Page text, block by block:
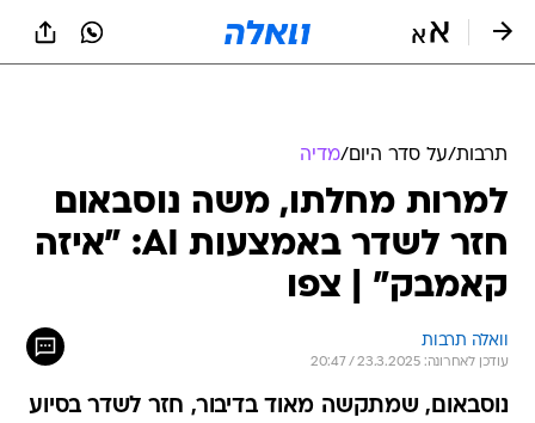
תרבות/על סדר היום/מדיה
למרות מחלתו, משה נוסבאום
חזר לשדר באמצעות AI: "איזה
קאמבק" | צפו
וואלה תרבות
עודכן לאחרונה: 23.3.2025 / 20:47
נוסבאום, שמתקשה מאוד בדיבור, חזר לשדר בסיוע